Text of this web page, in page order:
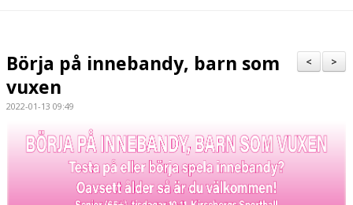
MEDLEM
HALL OF FAME
>
<
Börja på innebandy, barn som
vuxen
2022-01-13 09:49